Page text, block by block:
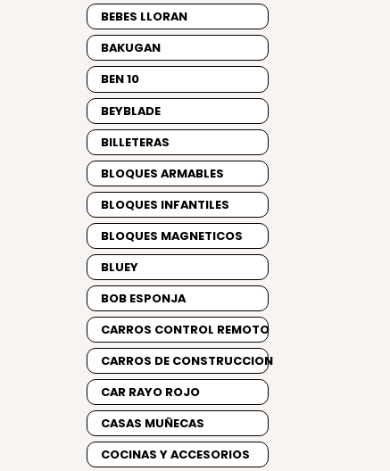
BEBES LLORAN
BAKUGAN
BEN 10
BEYBLADE
BILLETERAS
BLOQUES ARMABLES
BLOQUES INFANTILES
BLOQUES MAGNETICOS
BLUEY
BOB ESPONJA
CARROS CONTROL REMOTO
CARROS DE CONSTRUCCION
CAR RAYO ROJO
CASAS MUÑECAS
COCINAS Y ACCESORIOS